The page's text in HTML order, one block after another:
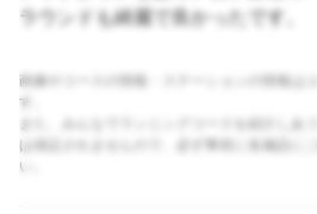
ラウンドも綺麗で良かったです。
画像やコースの情報・ステーションの情報は
す。
また、みんなでランニングコースを紹介しあ
は保証されませんので、必ず事前に各施設に
い。